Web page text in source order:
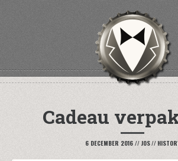
Cadeau
6 DECEMBER 2016 // JOS//